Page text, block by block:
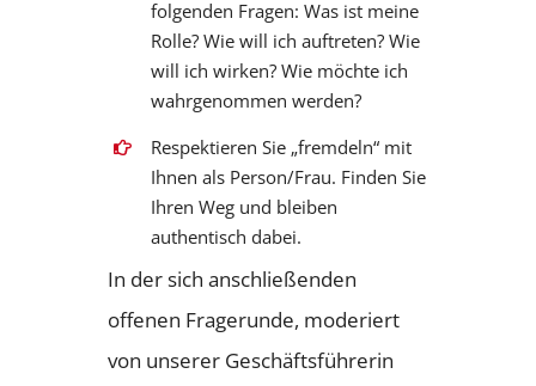
folgenden Fragen: Was ist meine
Rolle? Wie will ich auftreten? Wie
will ich wirken? Wie möchte ich
wahrgenommen werden?
Respektieren Sie „fremdeln“ mit
Ihnen als Person/Frau. Finden Sie
Ihren Weg und bleiben
authentisch dabei.
In der sich anschließenden
offenen Fragerunde, moderiert
von unserer Geschäftsführerin